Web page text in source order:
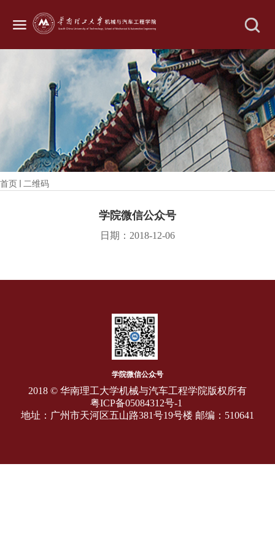
首页 二维码
学院微信公众号
日期：2018-12-06
学院微信公众号
2018 © 华南理工大学机械与汽车工程学院版权所有
粤ICP备05084312号-1
地址：广州市天河区五山路381号19号楼 邮编：510641